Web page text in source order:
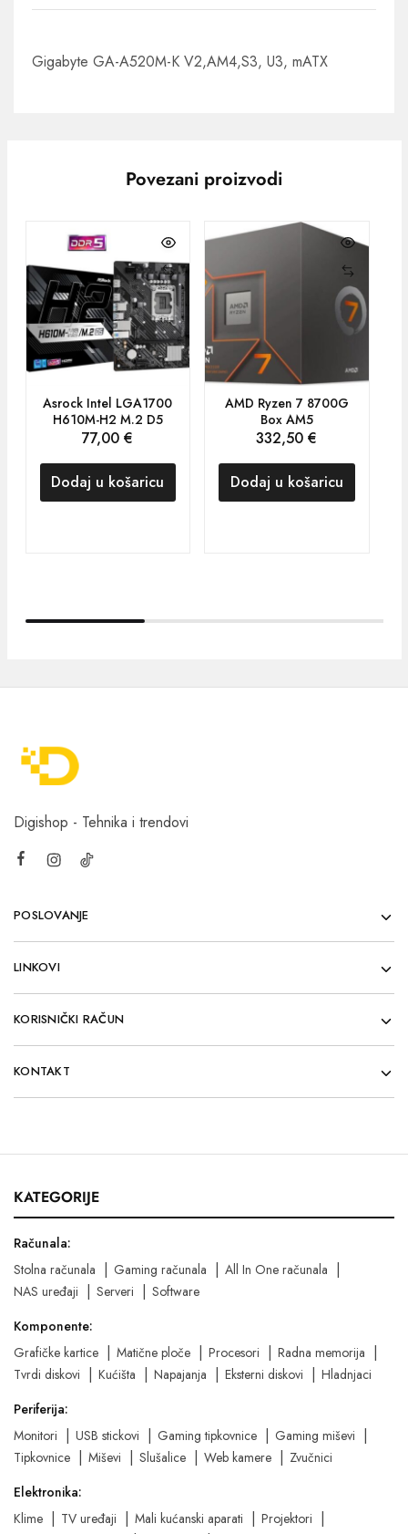
Gigabyte GA-A520M-K V2,AM4,S3, U3, mATX
Povezani proizvodi
Asrock Intel LGA1700
H610M-H2 M.2 D5
77,00€
Dodaj u košaricu
AMD Ryzen 7 8700G
Box AM5
332,50€
Dodaj u košaricu
Digishop - Tehnika i trendovi
POSLOVANJE
LINKOVI
KORISNIČKI RAČUN
KONTAKT
KATEGORIJE
Računala:
Stolna računala
Gaming računala
All In One računala
NAS uređaji
Serveri
Software
Komponente:
Grafičke kartice
Matične ploče Procesori
Radna memorija
Tvrdi diskovi
Kućišta Napajanja Eksterni diskovi
Hladnjaci
Periferija:
Monitori
USB stickovi Gaming tipkovnice
Gaming miševi
Tipkovnice
Miševi Slušalice Web kamere
Zvučnici
Elektronika:
Klime
TV uređaji Mali kućanski aparati
Projektori